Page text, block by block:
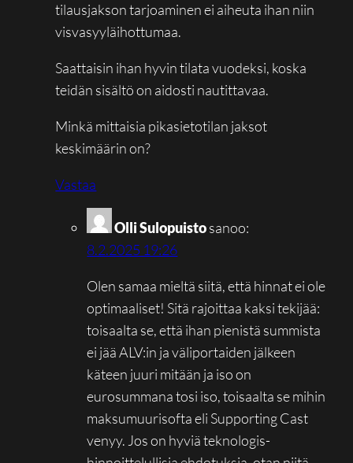
tilausjakson tarjoaminen ei aiheuta ihan niin
visvasyyläihottumaa.
Saattaisin ihan hyvin tilata vuodeksi, koska
teidän sisältö on aidosti nautittavaa.
Minkä mittaisia pikasietotilan jaksot
keskimäärin on?
Vastaa
Olli Sulopuistosanoo:
8.2.2025 19:26
Olen samaa mieltä siitä, että hinnat ei ole
optimaaliset! Sitä rajoittaa kaksi tekijää:
toisaalta se, että ihan pienistä summista
ei jää ALV:in ja väliportaiden jälkeen
käteen juuri mitään ja iso on
eurosummana tosi iso, toisaalta se mihin
maksumuurisofta eli Supporting Cast
venyy. Jos on hyviä teknologis-